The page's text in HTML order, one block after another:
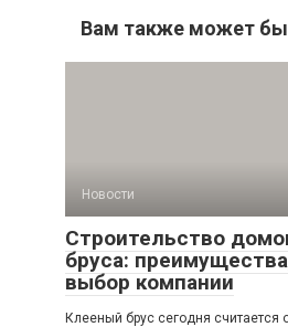
Вам также может
Новости
Строительство
бруса:
выбор компании
Клееный брус сегодня